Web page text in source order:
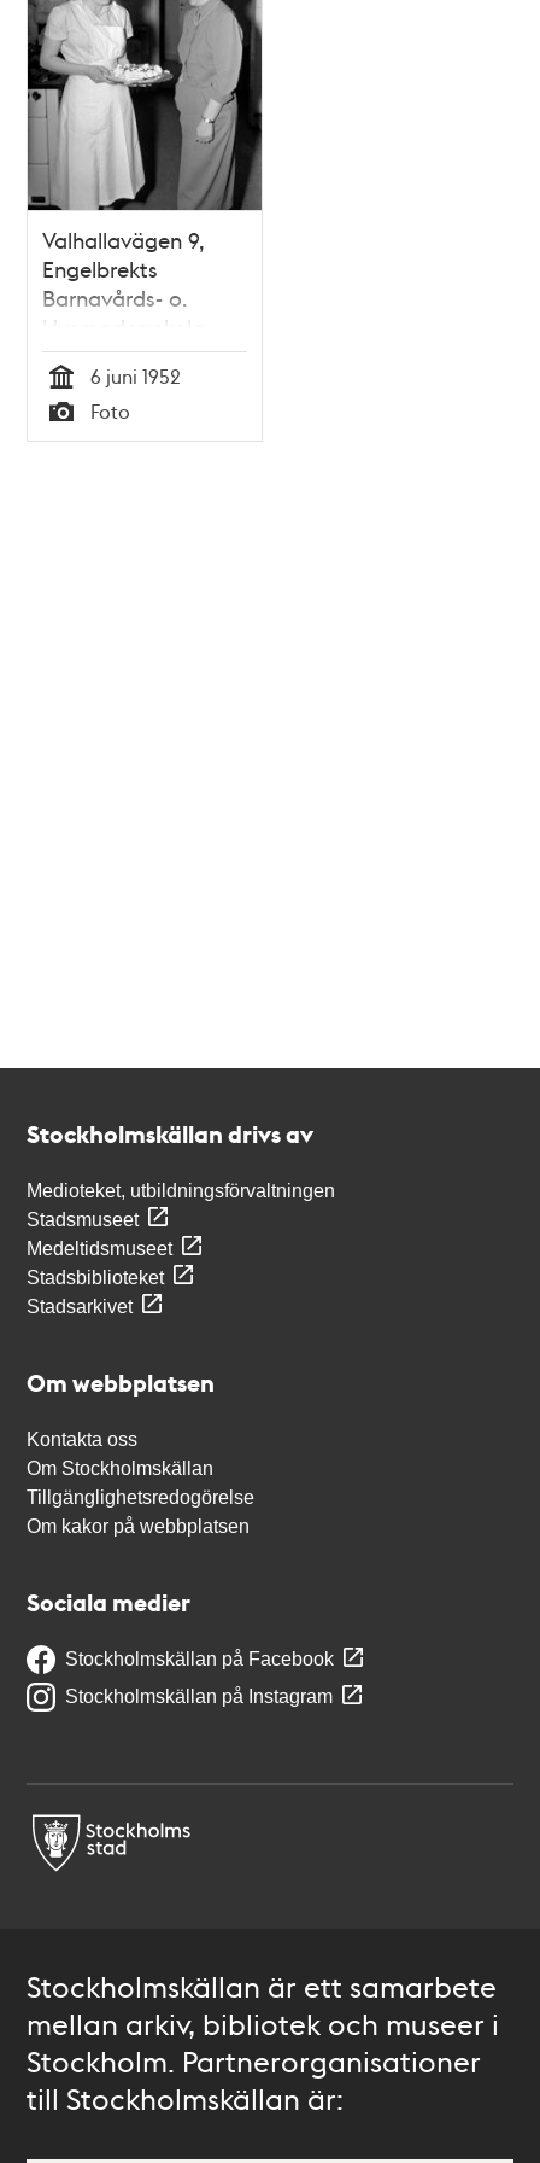
Valhallavägen 9,
Engelbrekts
Barnavårds- o.
Husmodersskola.
Fröken Gudrun
Schaefer, elev på
husmoderskursen,
visar sin
Tid
6 juni 1952
Typ
Foto
Stockholmskällan drivs av
Medioteket, utbildningsförvaltningen
Stadsmuseet
Medeltidsmuseet
Stadsbiblioteket
Stadsarkivet
Om webbplatsen
Kontakta oss
Om Stockholmskällan
Tillgänglighetsredogörelse
Om kakor på webbplatsen
Sociala medier
Stockholmskällan på Facebook
Stockholmskällan på Instagram
Stockholmskällan är ett samarbete
mellan arkiv, bibliotek och museer i
Stockholm. Partnerorganisationer
till Stockholmskällan är: